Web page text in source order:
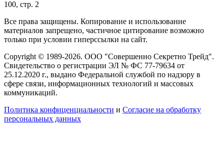
100, стр. 2
Все права защищены. Копирование и использование
материалов запрещено, частичное цитирование возможно
только при условии гиперссылки на сайт.
Copyright © 1989-2026. ООО "Совершенно Секретно Трейд".
Свидетельство о регистрации ЭЛ № ФС 77-79634 от
25.12.2020 г., выдано Федеральной службой по надзору в
сфере связи, информационных технологий и массовых
коммуникаций.
Политика конфиценциальности и Согласие на обработку
персональных данных